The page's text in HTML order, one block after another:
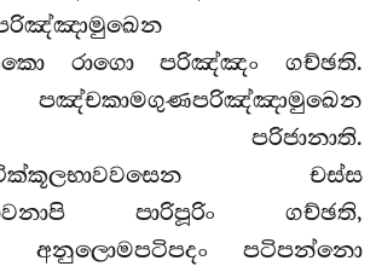
රාගො පරිඤ්ඤං ගච්ඡති.
පරිජානාති.
චස්ස
පාරිපූරිං ගච්ඡති,
අනුලොමපටිපදං පටිපන්නො